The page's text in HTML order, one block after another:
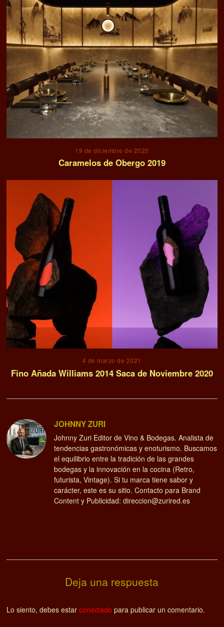
19 de diciembre de 2020
Caramelos de Obergo 2019
4 de marzo de 2021
Fino Añada Williams 2014 Saca de Noviembre 2020
JOHNNY ZURI
Johnny Zuri Editor de Vino & Bodegas. Analista de
tendencias gastronómicas y enoturismo. Buscamos
el equilibrio entre la tradición de las grandes
bodegas y la innovación en la cocina (Retro,
futurista, Vintage). Si tu marca tiene sabor y
carácter, este es su sitio. Contacto para Brand
Content y Publicidad: direccion@zurired.es
Deja una respuesta
Lo siento, debes estarconectado para publicar un comentario.